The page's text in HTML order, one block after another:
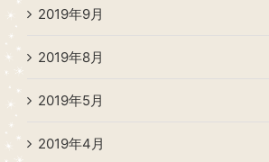
2019年9月
2019年8月
2019年5月
2019年4月